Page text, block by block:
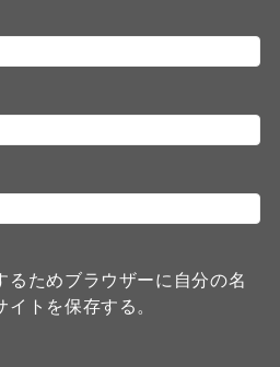
るためブラウザーに自分の名
トを保存する。